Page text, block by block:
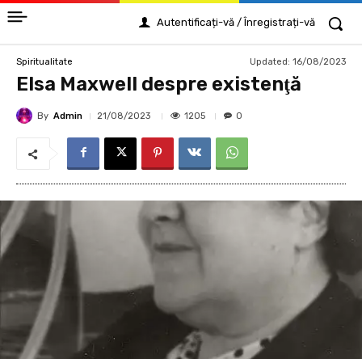
Autentificați-vă / Înregistrați-vă
Spiritualitate Updated: 16/08/2023
Elsa Maxwell despre existenţă
By Admin 21/08/2023 1205 0